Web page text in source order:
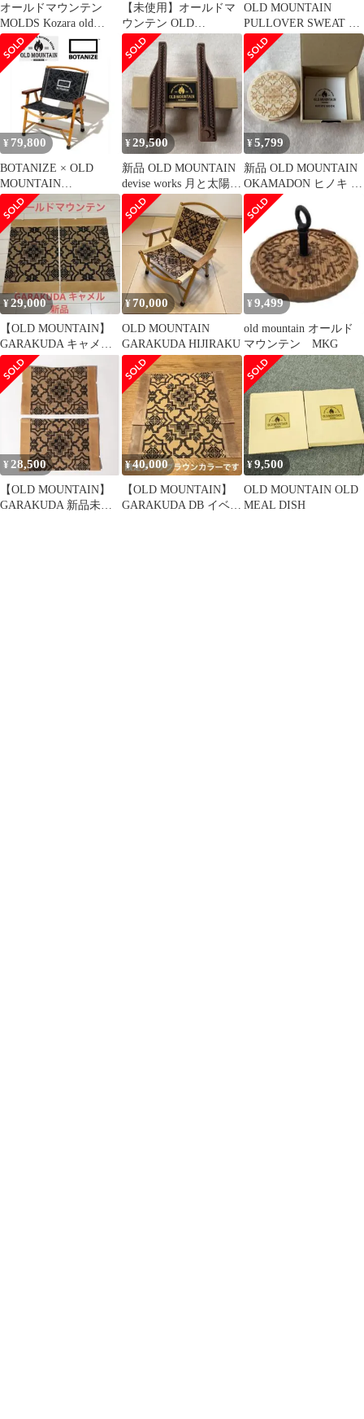
オールドマウンテン
MOLDS Kozara old
mountainネルデザイン
【未使用】オールドマ
ウンテン OLD
MOUNTAIN Nステッカ
ー等
OLD MOUNTAIN
PULLOVER SWEAT L
サイズ ブラック
¥ 79,800
BOTANIZE × OLD
MOUNTAIN
GARAKUDA カーミッ
ト
¥29,500
新品 OLD MOUNTAIN
devise works 月と太陽
ウォルナット
¥5,799
新品 OLD MOUNTAIN
OKAMADON ヒノキ 釜
蓋 オカマドン
¥29,000
【OLD MOUNTAIN】
GARAKUDA キャメル
新品未使用品
¥70,000
OLD MOUNTAIN
GARAKUDA HIJIRAKU
¥ 9,499
old mountain オールド
マウンテン MKG
¥ 28,500
【OLD MOUNTAIN】
GARAKUDA 新品未使
¥40,000
【OLD MOUNTAIN】
GARAKUDA DB イベン
¥9,500
OLD MOUNTAIN OLD
MEAL DISH